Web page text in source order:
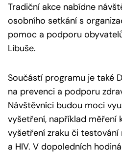
Tradiční akce nabídne
osobního setkání s
pomoc a podporu
Libuše.
Součástí programu je také
na prevenci a podporu
Návštěvníci budou moci
vyšetření, například měření
vyšetření zraku či testování
a HIV. V dopoledních